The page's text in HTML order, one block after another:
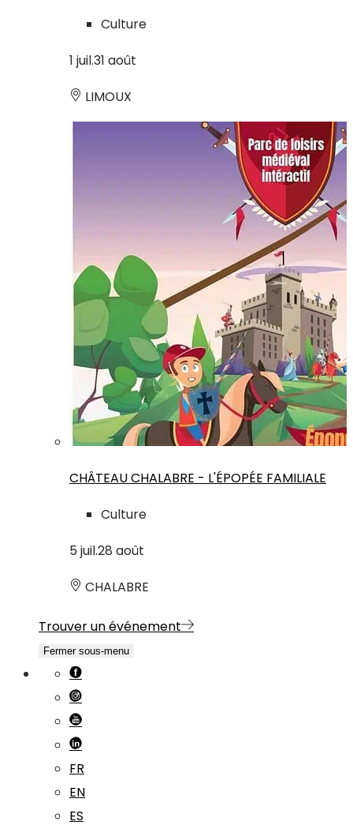
Culture
1 juil.31 août
LIMOUX
CHÂTEAU CHALABRE - L'ÉPOPÉE FAMILIALE
Culture
5 juil.28 août
CHALABRE
Trouver un événement
Fermer sous-menu
FR
EN
ES